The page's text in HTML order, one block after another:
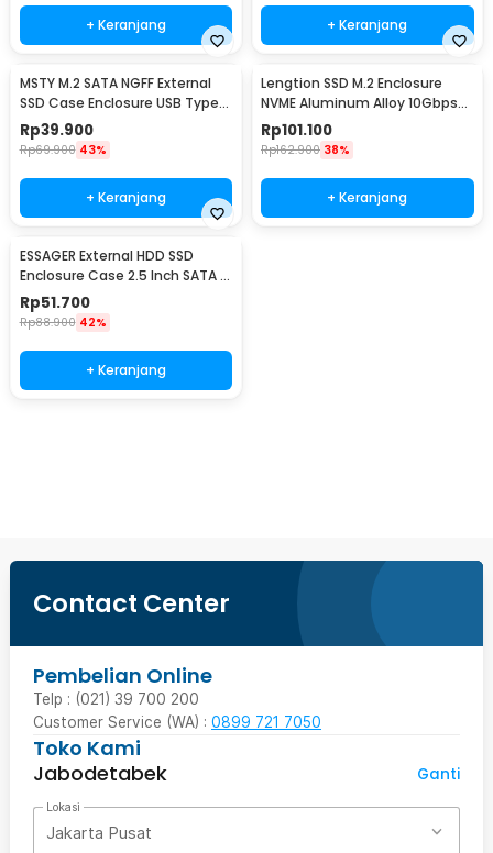
+ Keranjang + Keranjang
MSTY M.2 SATA NGFF External
SSD Case Enclosure USB Type
C 3.0 5Gbps - IDPWM2
Rp39.900
Rp69.900 43%
+ Keranjang
Lengtion SSD M.2 Enclosure
NVME Aluminum Alloy 10Gbps
USB Type C 3.1 - M12
Rp101.100
Rp162.900 38%
+ Keranjang
ESSAGER External HDD SSD
Enclosure Case 2.5 Inch SATA III
USB 3.0 - EYPS0-XZ20-P
Rp51.700
Rp88.900 42%
+ Keranjang
Contact Center
Pembelian Online
Telp : (021) 39 700 200
Customer Service (WA) : 0899 721 7050
Toko Kami
Jabodetabek
Ganti
Lokasi
Jakarta Pusat